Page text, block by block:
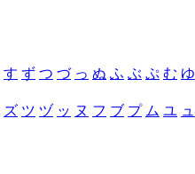
す ず つ づ っ ぬ ふ ぶ ぷ む ゆ
ズ ツ ヅ ッ ヌ フ ブ プ ム ユ ュ